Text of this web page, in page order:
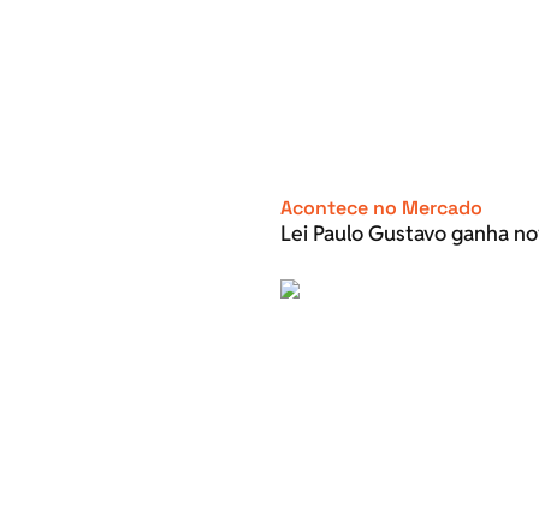
Acontece no Mercado
Lei Paulo Gustavo ganha